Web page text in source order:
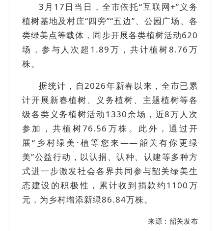
3月17日当日，全市依托“互联网+”义务
植树基地及村庄“四旁”“五边”、公园广场、各
类绿美点等载体，同步开展各类植树活动620
场，参与人次超1.89万，共计植树8.76万
株。
据统计，自2026年新春以来，全市已累
计开展新春植树、义务植树、主题植树等各
级各类义务植树活动1330余场，近8万人次
参加，共植树76.56万株。此外，通过开
展“乡村绿美·植等您来——韶关有你更绿
美”公益行动，以认捐、认种、认建等多种方
式进一步激发社会各界共同参与韶关绿美生
态建设的积极性，累计收到捐款约1100万
元，为乡村增添新绿86.84万株。
来源 ：韶关发布